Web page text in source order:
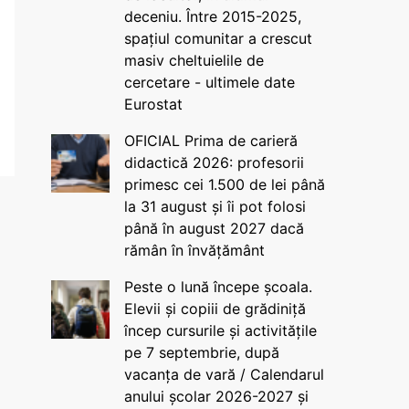
deceniu. Între 2015-2025,
spațiul comunitar a crescut
masiv cheltuielile de
cercetare - ultimele date
Eurostat
OFICIAL Prima de carieră
didactică 2026: profesorii
primesc cei 1.500 de lei până
la 31 august și îi pot folosi
până în august 2027 dacă
rămân în învățământ
Peste o lună începe școala.
Elevii și copiii de grădiniță
încep cursurile și activitățile
pe 7 septembrie, după
vacanța de vară / Calendarul
anului școlar 2026-2027 și